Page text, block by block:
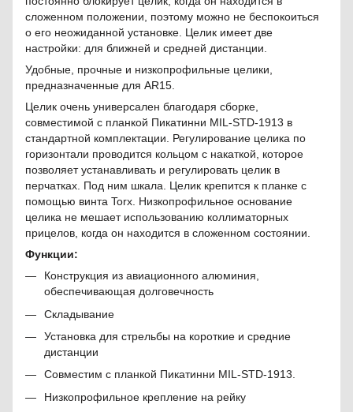
сложенном положении, поэтому можно не беспокоиться
о его неожиданной установке. Целик имеет две
настройки: для ближней и средней дистанции.
Удобные, прочные и низкопрофильные целики,
предназначенные для AR15.
Целик очень универсален благодаря сборке,
совместимой с планкой Пикатинни MIL-STD-1913 в
стандартной комплектации. Регулирование целика по
горизонтали проводится кольцом с накаткой, которое
позволяет устанавливать и регулировать целик в
перчатках. Под ним шкала. Целик крепится к планке с
помощью винта Torx. Низкопрофильное основание
целика не мешает использованию коллиматорных
прицелов, когда он находится в сложенном состоянии.
Функции:
Конструкция из авиационного алюминия,
обеспечивающая долговечность
Складывание
Установка для стрельбы на короткие и средние
дистанции
Совместим с планкой Пикатинни MIL-STD-1913.
Низкопрофильное крепление на рейку